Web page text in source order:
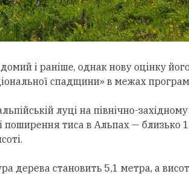
і раніше, однак нову оцінку
спадщини» в межах
луці на північно-
поширення тиса в Альпах — близько 1
дерева становить 5,1 метра, а